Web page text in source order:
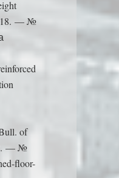
18. — №
of
— №
floor-